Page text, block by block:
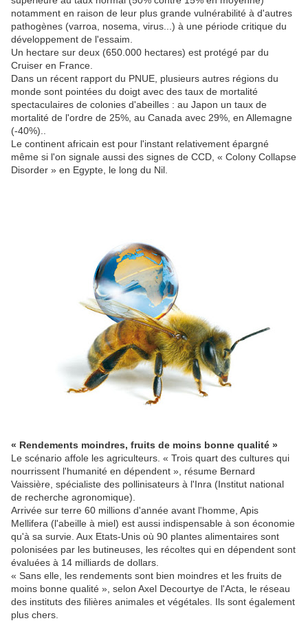
notamment en raison de leur plus grande vulnérabilité à d'autres
pathogènes (varroa, nosema, virus...) à une période critique du
développement de l'essaim.
Un hectare sur deux (650.000 hectares) est protégé par du
Cruiser en France.
Dans un récent rapport du PNUE, plusieurs autres régions du
monde sont pointées du doigt avec des taux de mortalité
spectaculaires de colonies d'abeilles : au Japon un taux de
mortalité de l'ordre de 25%, au Canada avec 29%, en Allemagne
(-40%)..
Le continent africain est pour l'instant relativement épargné
même si l'on signale aussi des signes de CCD, « Colony Collapse
Disorder » en Egypte, le long du Nil.
« Rendements moindres, fruits de moins bonne qualité »
Le scénario affole les agriculteurs. « Trois quart des cultures qui
nourrissent l'humanité en dépendent », résume Bernard
Vaissière, spécialiste des pollinisateurs à l'Inra (Institut national
de recherche agronomique).
Arrivée sur terre 60 millions d'année avant l'homme, Apis
Mellifera (l'abeille à miel) est aussi indispensable à son économie
qu'à sa survie. Aux Etats-Unis où 90 plantes alimentaires sont
polonisées par les butineuses, les récoltes qui en dépendent sont
évaluées à 14 milliards de dollars.
« Sans elle, les rendements sont bien moindres et les fruits de
moins bonne qualité », selon Axel Decourtye de l'Acta, le réseau
des instituts des filières animales et végétales. Ils sont également
plus chers.